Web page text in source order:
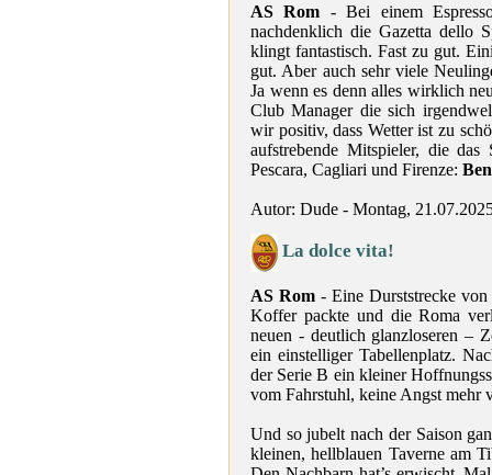
AS Rom - Bei einem
nachdenklich die Gazetta dello
klingt fantastisch. Fast zu gut.
gut. Aber auch sehr viele
Ja wenn es denn alles wirklich
Club Manager die sich
wir positiv, dass Wetter ist zu
aufstrebende Mitspieler, die
Pescara, Cagliari und Firenze:
Autor: Dude - Montag,
La dolce vita!
AS Rom- Eine Durststrecke von
Koffer packte und die Roma
neuen - deutlich glanzloseren –
ein einstelliger Tabellenplatz.
der Serie B ein kleiner
vom Fahrstuhl, keine Angst mehr
Und so jubelt nach der Saison
kleinen, hellblauen Taverne am